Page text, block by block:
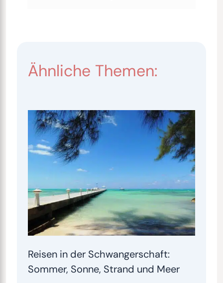
Ähnliche Themen:
Reisen in der Schwangerschaft:
Sommer, Sonne, Strand und Meer